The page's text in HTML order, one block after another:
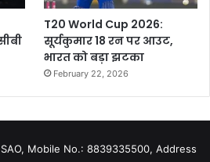
T20 World Cup 2026:
सूर्यकुमार 18 रन पर आउट,
भारत को बड़ा झटका
February 22, 2026
Mobile No.: 8839335500, Address